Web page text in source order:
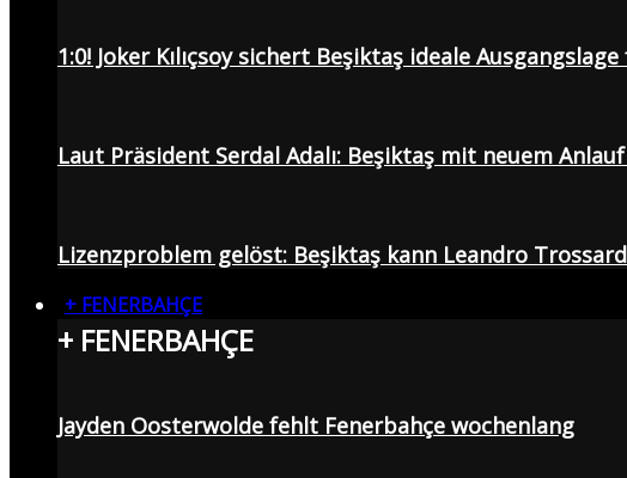
1:0! Joker Kılıçsoy sichert Beşiktaş ideale
Laut Präsident Serdal Adalı: Beşiktaş mit neuem
Lizenzproblem gelöst: Beşiktaş kann Leandro
+ FENERBAHÇE
+ FENERBAHÇE
Jayden Oosterwolde fehlt Fenerbahçe wochenlang